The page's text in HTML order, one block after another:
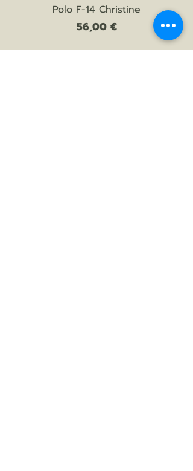
Polo F-14 Christine
Prezzo
56,00 €